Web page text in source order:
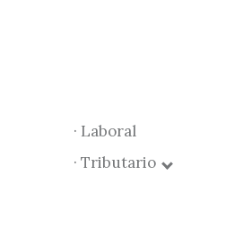
· Laboral
· Tributario